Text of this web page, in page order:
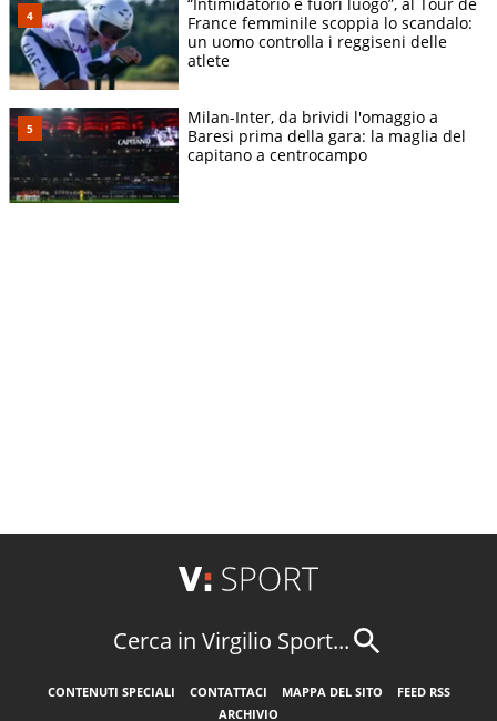
France femminile scoppia lo scandalo:
un uomo controlla i reggiseni delle
atlete
Milan-Inter, da brividi l'omaggio a
Baresi prima della gara: la maglia del
capitano a centrocampo
Cerca in Virgilio Sport...
CONTENUTI SPECIALI CONTATTACI MAPPA DEL SITO
FEED RSS
ARCHIVIO